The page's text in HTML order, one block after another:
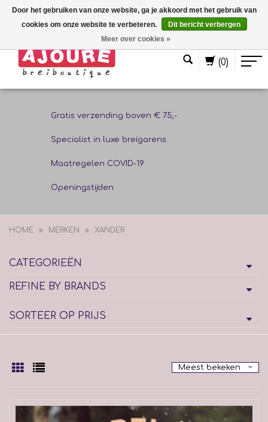
(0)
Gratis verzending boven € 75,-
Specialist in luxe breigarens
Maatregelen COVID-19
Openingstijden
HOME MERKEN XANDER
CATEGORIEËN
REFINE BY BRANDS
SORTEER OP PRIJS
Meest bekeken
Door het gebruiken van onze website, ga je akkoord met het gebruik van
cookies om onze website te verbeteren.
Dit bericht verbergen
Meer over cookies »